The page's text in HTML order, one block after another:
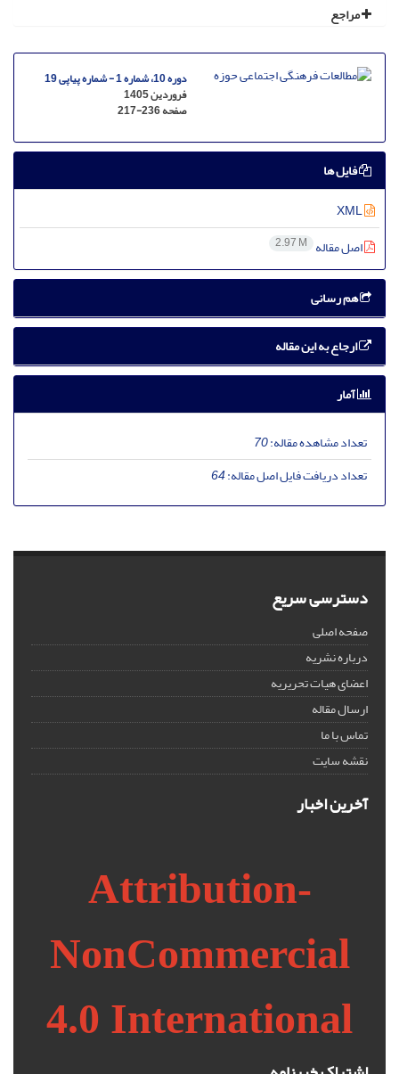
مراجع
دوره 10، شماره 1 - شماره پیاپی 19
فروردین 1405
صفحه217-236
فایل ها
اصل مقاله 2.97 M
هم رسانی
ارجاع به این مقاله
آمار
تعداد مشاهده مقاله:70
تعداد دریافت فایل اصل مقاله:64
دسترسی سریع
صفحه اصلی
درباره نشریه
اعضای هیات تحریریه
ارسال مقاله
تماس با ما
نقشه سایت
آخرین اخبار
Attribution-
NonCommercial
4.0 International